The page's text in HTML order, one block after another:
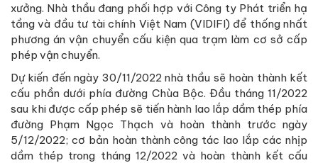
xưởng. Nhà thầu đang phối hợp với Công ty Phát triển hạ
tầng và đầu tư tài chính Việt Nam (VIDIFI) để thống nhất
phương án vận chuyển cấu kiện qua trạm làm cơ sở cấp
phép vận chuyển.
Dự kiến đến ngày 30/11/2022 nhà thầu sẽ hoàn thành kết
cấu phần dưới phía đường Chùa Bộc. Đầu tháng 11/2022
sau khi được cấp phép sẽ tiến hành lao lắp dầm thép phía
đường Phạm Ngọc Thạch và hoàn thành trước ngày
5/12/2022; cơ bản hoàn thành công tác lao lắp các nhịp
dầm thép trong tháng 12/2022 và hoàn thành kết cấu